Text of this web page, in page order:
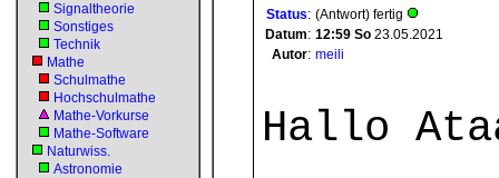
Signaltheorie
Sonstiges
Technik
Mathe
Schulmathe
Hochschulmathe
Mathe-Vorkurse
Mathe-Software
Naturwiss.
Astronomie
Status: (Antwort) fertig
Datum: 12:59 So 23.05.2021
Autor: meili
Hallo